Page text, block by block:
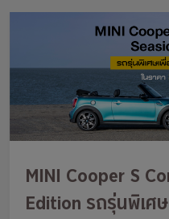
MINI Cooper S
Edition รถรุ่นพิเ